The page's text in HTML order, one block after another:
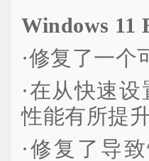
Windows 11
·修复了一个
·在从快速
性能有所提升
·修复了导